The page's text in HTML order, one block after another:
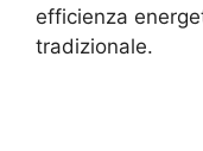
efficienza
tradizionale.